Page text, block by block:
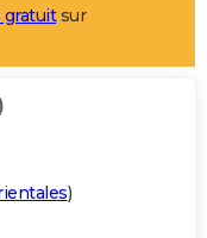
gratuitsur
)